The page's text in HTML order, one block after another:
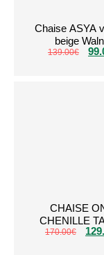
Chaise ASYA
beige
139.00€
CHAISE
CHENILLE
TAUPE
170.00€